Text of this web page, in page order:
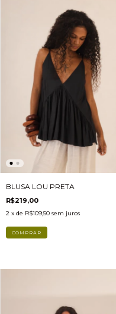
BLUSA LOU PRETA
R$219,00
2 x de R$109,50 sem juros
COMPRAR